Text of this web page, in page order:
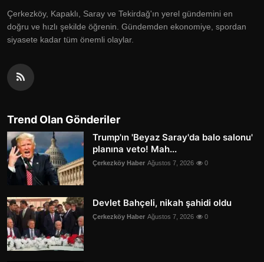
Çerkezköy, Kapaklı, Saray ve Tekirdağ'ın yerel gündemini en
doğru ve hızlı şekilde öğrenin. Gündemden ekonomiye, spordan
siyasete kadar tüm önemli olaylar.
Trend Olan Gönderiler
Trump'ın 'Beyaz Saray'da balo salonu'
planına veto! Mah...
Çerkezköy Haber Ağustos 7, 2026 0
Devlet Bahçeli, nikah şahidi oldu
Çerkezköy Haber Ağustos 7, 2026 0